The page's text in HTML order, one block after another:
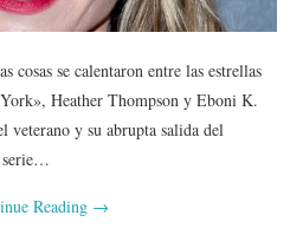
cosas se calentaron entre las estrellas
Heather Thompson y Eboni K.
veterano y su abrupta salida del
serie…
Reading →